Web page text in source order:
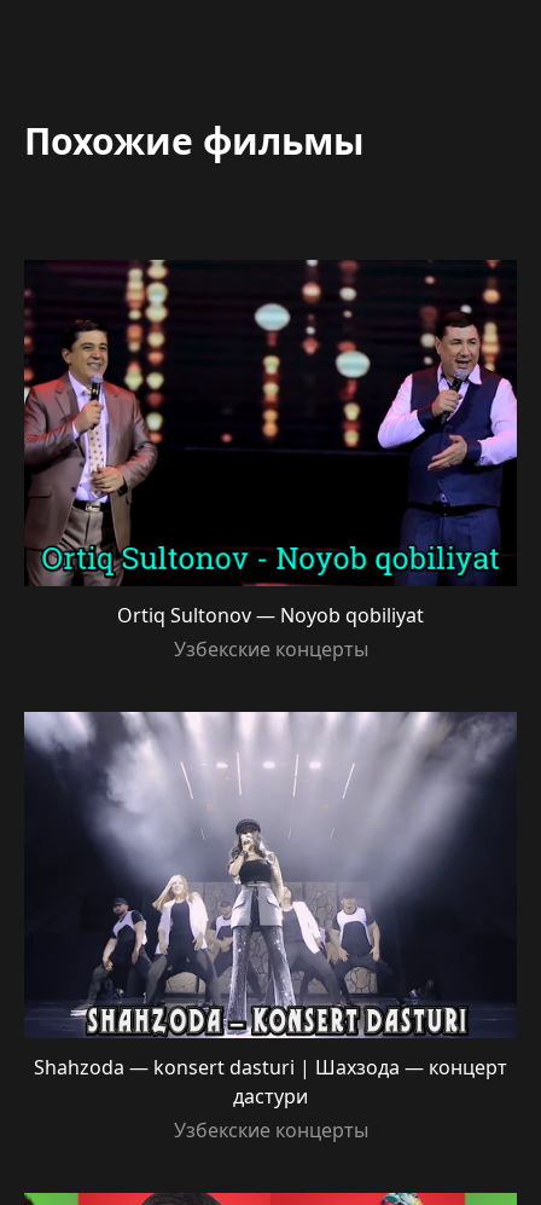
Похожие фильмы
Ortiq Sultonov — Noyob qobiliyat
Узбекские концерты
Shahzoda — konsert dasturi | Шахзода — концерт
дастури
Узбекские концерты